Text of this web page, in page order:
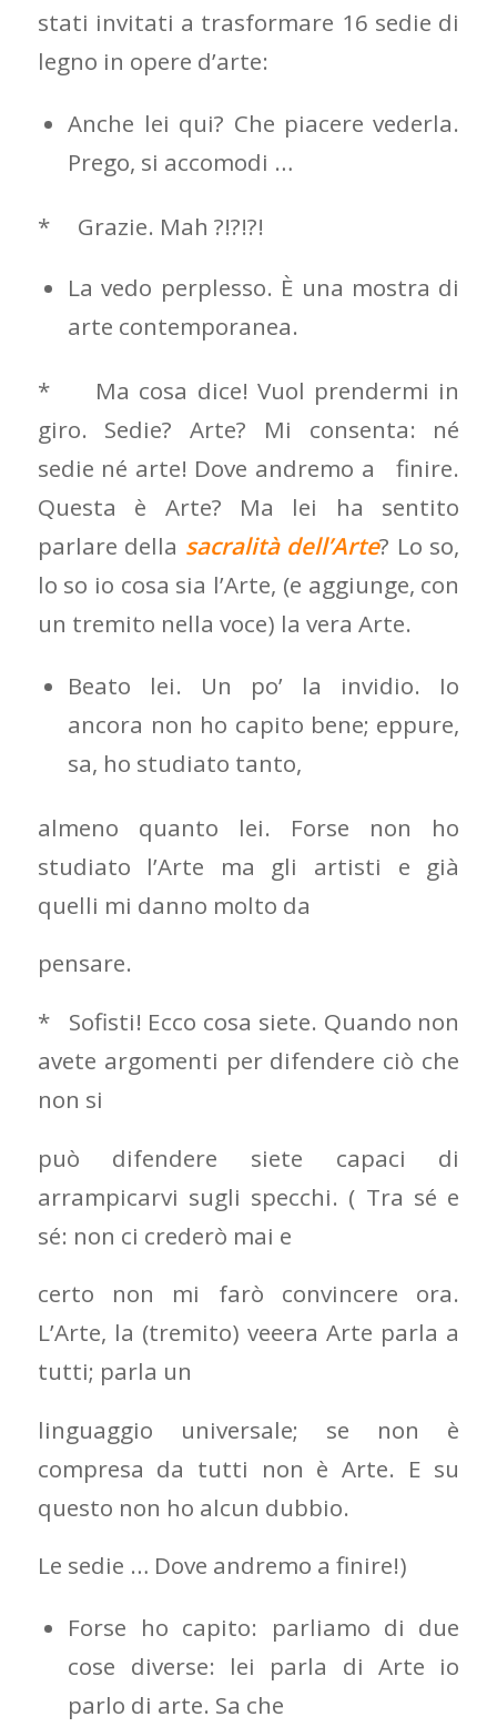
stati invitati a trasformare 16 sedie di
legno in opere d’arte:
Anche lei qui? Che piacere vederla.
Prego, si accomodi …
* Grazie. Mah ?!?!?!
La vedo perplesso. È una mostra di
arte contemporanea.
* Ma cosa dice! Vuol prendermi in
giro. Sedie? Arte? Mi consenta: né
sedie né arte! Dove andremo a finire.
Questa è Arte? Ma lei ha sentito
parlare della sacralità dell’Arte? Lo so,
lo so io cosa sia l’Arte, (e aggiunge, con
un tremito nella voce) la vera Arte.
Beato lei. Un po’ la invidio. Io
ancora non ho capito bene; eppure,
sa, ho studiato tanto,
almeno quanto lei. Forse non ho
studiato l’Arte ma gli artisti e già
quelli mi danno molto da
pensare.
* Sofisti! Ecco cosa siete. Quando non
avete argomenti per difendere ciò che
non si
può difendere siete capaci di
arrampicarvi sugli specchi. ( Tra sé e
sé: non ci crederò mai e
certo non mi farò convincere ora.
L’Arte, la (tremito) veeera Arte parla a
tutti; parla un
linguaggio universale; se non è
compresa da tutti non è Arte. E su
questo non ho alcun dubbio.
Le sedie … Dove andremo a finire!)
Forse ho capito: parliamo di due
cose diverse: lei parla di Arte io
parlo di arte. Sa che